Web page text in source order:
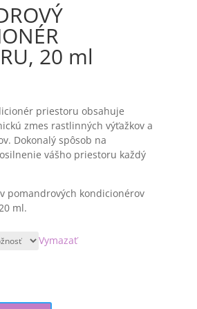
20 ml
priestoru obsahuje
zmes rastlinných výťažkov a
Dokonalý spôsob na
vášho priestoru každý
pomandrových kondicionérov
ml.
Vymazať